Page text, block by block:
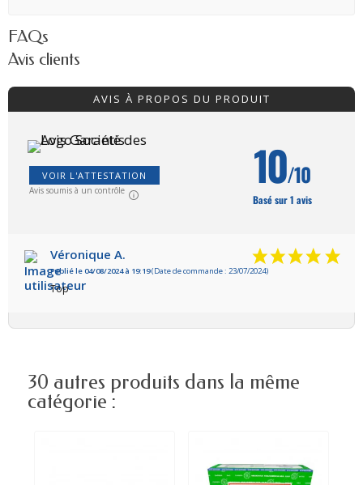
FAQs
Avis clients
AVIS À PROPOS DU PRODUIT
VOIR L'ATTESTATION
Avis soumis à un contrôle 10/10
Basé sur 1 avis
Véronique A.
Publié le 04/08/2024 à 19:19(Date de commande : 23/07/2024)
Top
30 autres produits dans la même
catégorie :